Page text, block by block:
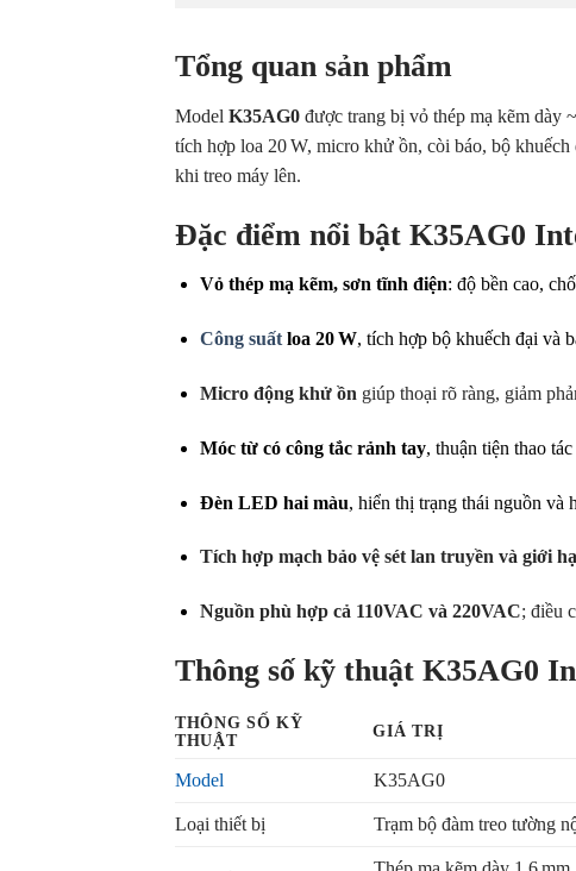
Tổng quan sản phẩm
Model K35AG0 được trang bị vỏ thép mạ kẽm dày
tích hợp loa 20 W, micro khử ồn, còi báo, bộ
khi treo máy lên.
Đặc điểm nổi bật K35AG0
Vỏ thép mạ kẽm, sơn tĩnh điện: độ bền cao,
Công suấtloa 20 W, tích hợp bộ khuếch đại và
Micro động khử ồn giúp thoại rõ ràng, giảm
Móc từ có công tắc rảnh tay, thuận tiện thao
Đèn LED hai màu, hiển thị trạng thái nguồn và
Tích hợp mạch bảo vệ sét lan truyền và giới
Nguồn phù hợp cả 110VAC và 220VAC; điều
Thông số kỹ thuật K35AG0
THÔNG SỐ KỸ
THUẬT
GIÁ TRỊ
Model K35AG0
Loại thiết bị Trạm bộ đàm treo tường